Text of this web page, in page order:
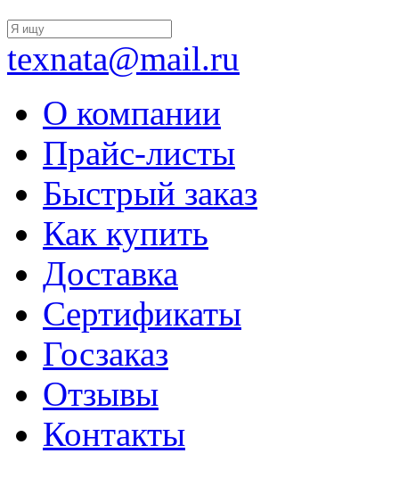
texnata@mail.ru
О компании
Прайс-листы
Быстрый заказ
Как купить
Доставка
Сертификаты
Госзаказ
Отзывы
Контакты